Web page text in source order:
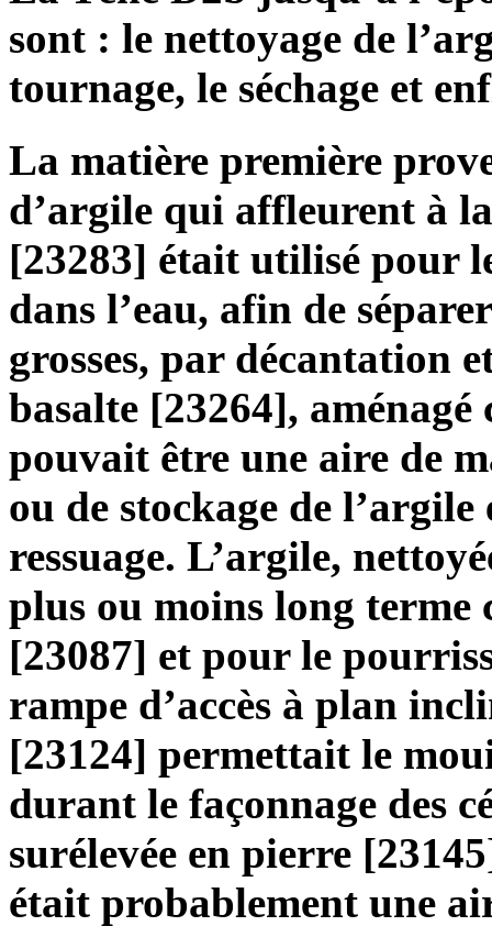
sont : le nettoyage de
tournage, le séchage et
La matière première
d’argile qui affleurent à
[23283] était utilisé pour
dans l’eau, afin de
grosses, par décantation
basalte [23264],
pouvait être une aire de
ou de stockage de
ressuage. L’argile,
plus ou moins long terme
[23087] et pour le
rampe d’accès à plan
[23124] permettait le
durant le façonnage des
surélevée en pierre
était probablement une